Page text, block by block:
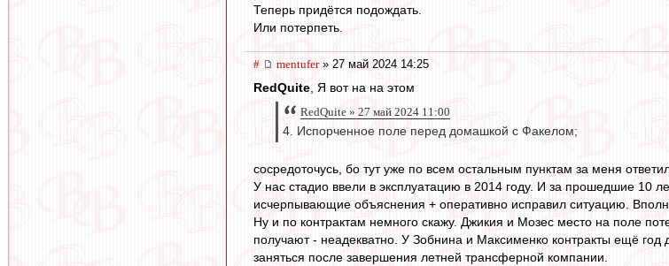
Теперь придётся подождать.
Или потерпеть.
# mentufer» 27 май 2024 14:25
RedQuite , Я вот на на этом
RedQuite » 27 май 2024 11:00
4. Испорченное поле перед домашкой с Факелом;
сосредоточусь, бо тут уже по всем остальным пунктам за меня
У нас стадио ввели в эксплуатацию в 2014 году. И за прошедшие 10
исчерпывающие объяснения + оперативно исправил ситуацию.
Ну и по контрактам немного скажу. Джикия и Мозес место на поле
получают - неадекватно. У Зобнина и Максименко контракты ещё
заняться после завершения летней трансферной компании.